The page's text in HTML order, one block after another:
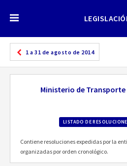
1 a 31 de agosto de 2014
Ministerio de Transporte
LISTADO DE
Contiene resoluciones expedidas por la
organizadas por orden cronológico.